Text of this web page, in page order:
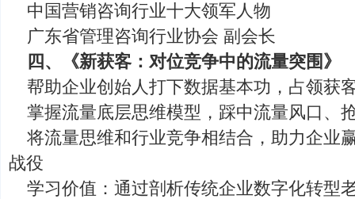
中国营销咨询行业十大领军人物
广东省管理咨询行业协会 副会长
四、《新获客：对位竞争中的流量突围》
帮助企业创始人打下数据基本功，占领获
掌握流量底层思维模型，踩中流量风口、
将流量思维和行业竞争相结合，助力企业
战役
学习价值：通过剖析传统企业数字化转型